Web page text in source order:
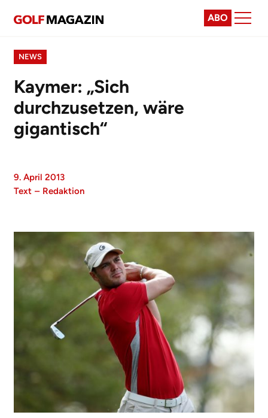
ABO
NEWS
Kaymer: „Sich
durchzusetzen, wäre
gigantisch“
9. April 2013
Text – Redaktion